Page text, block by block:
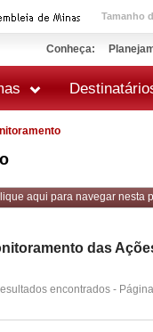
Tamanho
Conheça:
aqui para navegar nesta
das
encontrados -